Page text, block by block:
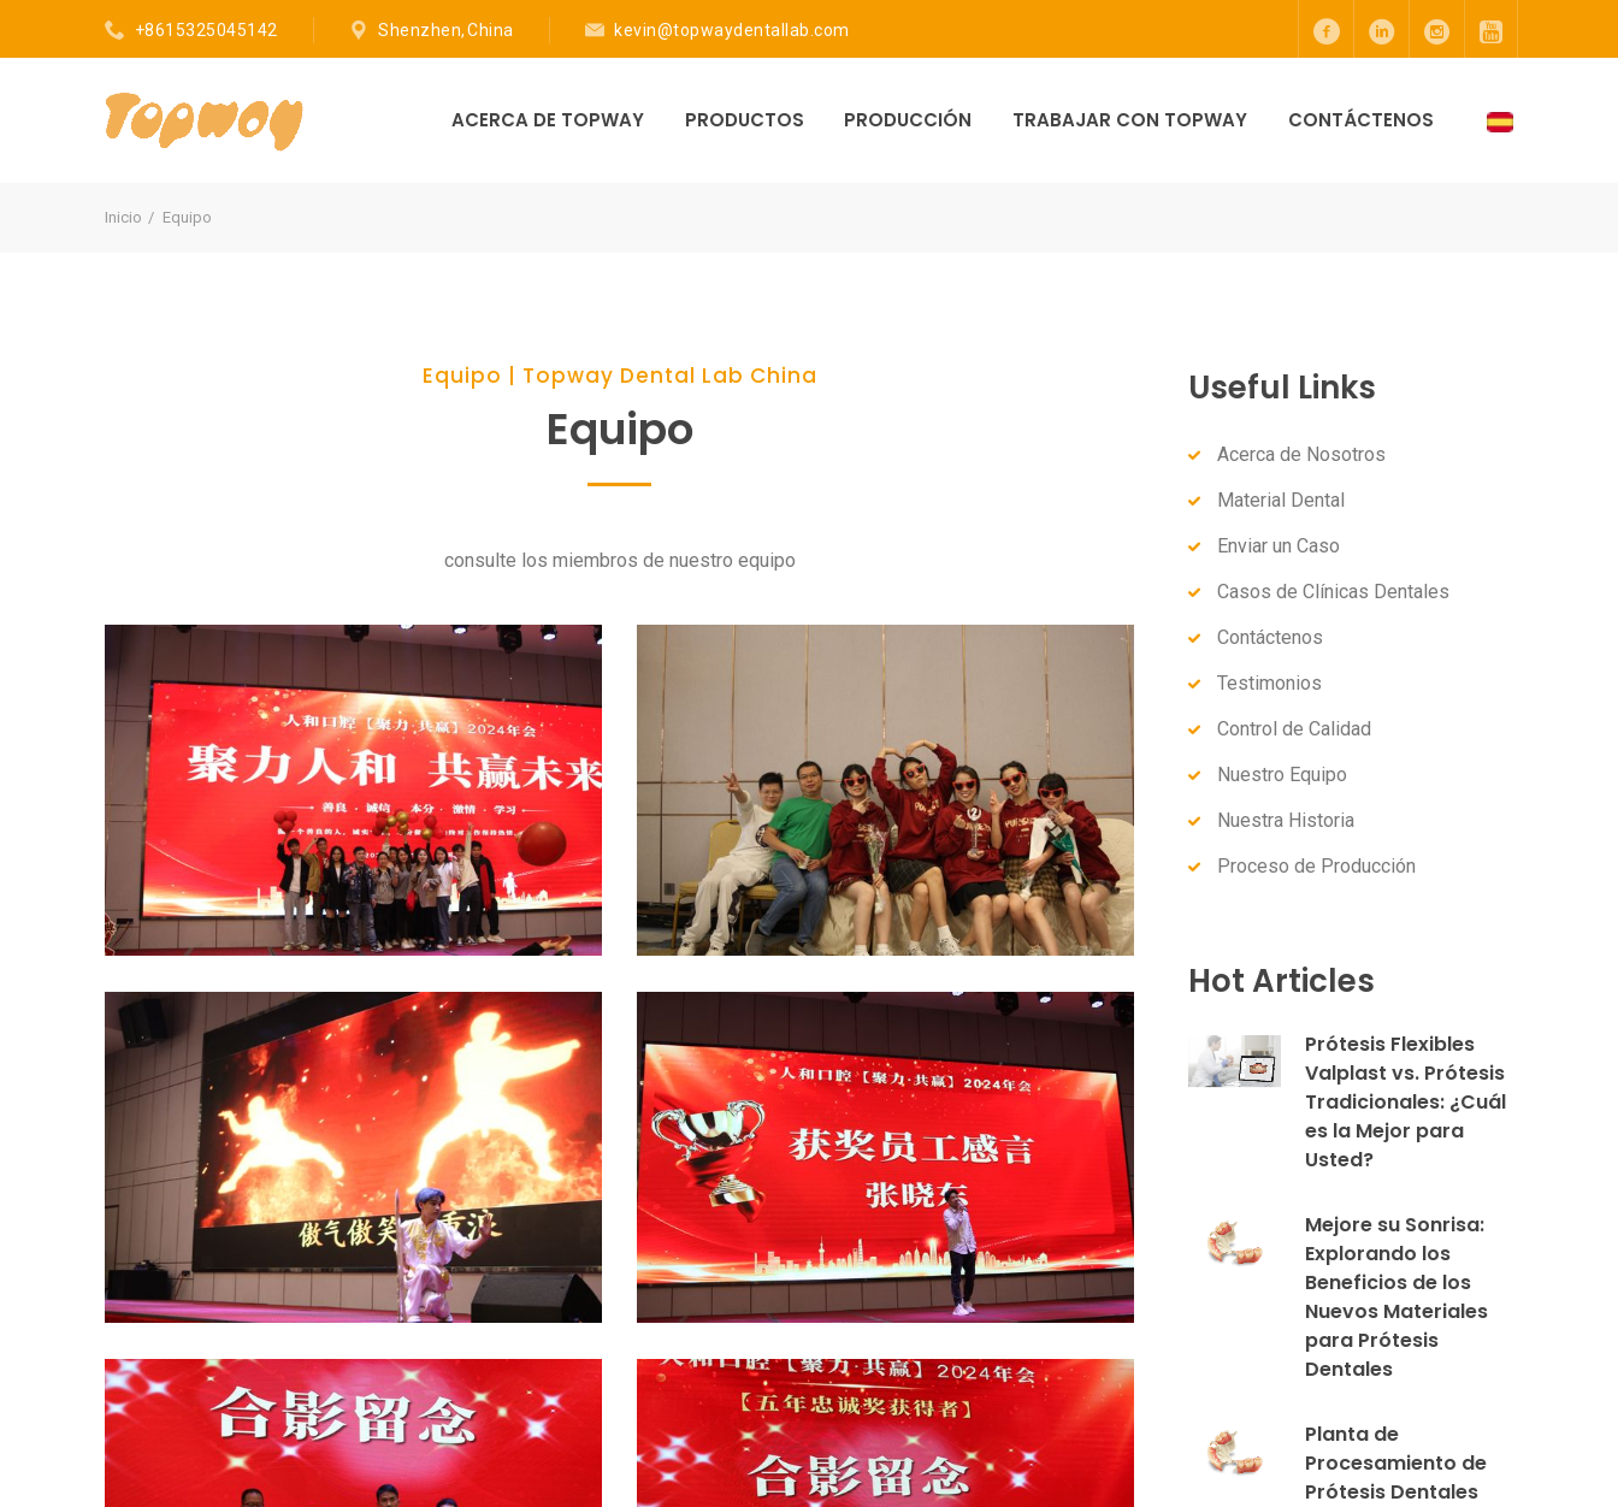
+8615325045142 Shenzhen, China kevin@topwaydentallab.com
ACERCA DE TOPWAY PRODUCTOS PRODUCCIÓN TRABAJAR CON TOPWAY CONTÁCTENOS
Inicio Equipo
Equipo | Topway Dental Lab China
Equipo
consulte los miembros de nuestro equipo
Useful Links
Acerca de Nosotros
Material Dental
Enviar un Caso
Casos de Clínicas Dentales
Contáctenos
Testimonios
Control de Calidad
Nuestro Equipo
Nuestra Historia
Proceso de Producción
Hot Articles
Prótesis Flexibles
Valplast vs. Prótesis
Tradicionales: ¿Cuál
es la Mejor para
Usted?
Mejore su Sonrisa:
Explorando los
Beneficios de los
Nuevos Materiales
para Prótesis
Dentales
Planta de
Procesamiento de
Prótesis Dentales